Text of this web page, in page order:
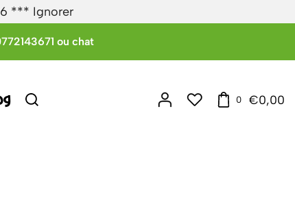
*** Ignorer
ou chat
0 €0,00